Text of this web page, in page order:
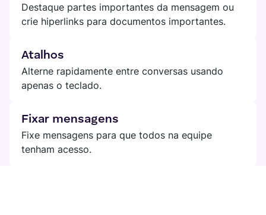
Destaque partes importantes da mensagem ou
crie hiperlinks para documentos importantes.
Atalhos
Alterne rapidamente entre conversas usando
apenas o teclado.
Fixar mensagens
Fixe mensagens para que todos na equipe
tenham acesso.